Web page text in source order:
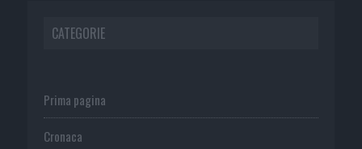
CATEGORIE
Prima pagina
Cronaca